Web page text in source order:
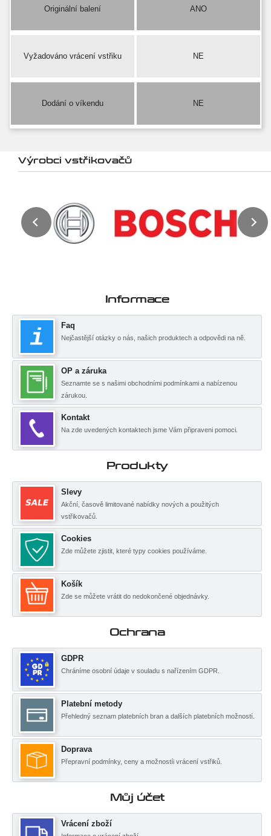
Originální balení ANO
Vyžadováno vrácení vstřiku NE
Dodání o víkendu NE
Výrobci vstřikovačů
Informace
Faq
Nejčastější otázky o nás, našich produktech a odpovědi na ně.
OP a záruka
Seznamte se s našimi obchodními podmínkami a nabízenou
zárukou.
Kontakt
Na zde uvedených kontaktech jsme Vám připraveni pomoci.
Produkty
Slevy
Akční, časově limitované nabídky nových a použitých
vstřikovačů.
Cookies
Zde můžete zjistit, které typy cookies používáme.
Košík
Zde se můžete vrátit do nedokončené objednávky.
Ochrana
GDPR
Chráníme osobní údaje v souladu s nařízením GDPR.
Platební metody
Přehledný seznam platebních bran a dalších platebních možností.
Doprava
Přepravní podmínky, ceny a možnostíi vrácení vstřiků.
Můj účet
Vrácení zboží